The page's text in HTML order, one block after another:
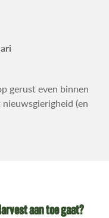
gerust even binnen
(en
aan toe gaat?